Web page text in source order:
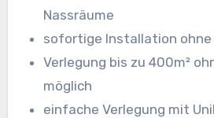
Nassräume
sofortige Installation
Verlegung bis zu 400m²
möglich
einfache Verlegung mit